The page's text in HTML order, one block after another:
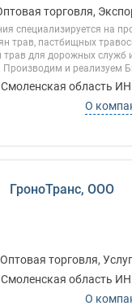
торговля,
специализируется на
трав, пастбищных
трав для дорожных служб
Производим и реализуем
Смоленская область
О
ГроноТранс, ООО
торговля,
Смоленская область
О